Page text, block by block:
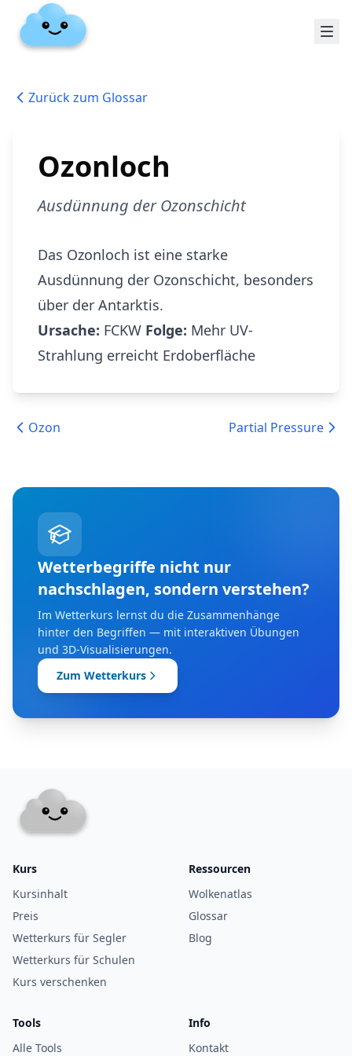
Zurück zum Glossar
Ozonloch
Ausdünnung der Ozonschicht
Das Ozonloch ist eine starke
Ausdünnung der Ozonschicht, besonders
über der Antarktis.
Ursache: FCKW Folge: Mehr UV-
Strahlung erreicht Erdoberfläche
Ozon Partial Pressure
Wetterbegriffe nicht nur
nachschlagen, sondern verstehen?
Im Wetterkurs lernst du die Zusammenhänge
hinter den Begriffen — mit interaktiven Übungen
und 3D-Visualisierungen.
Zum Wetterkurs
Kurs
Kursinhalt
Preis
Wetterkurs für Segler
Wetterkurs für Schulen
Kurs verschenken
Ressourcen
Wolkenatlas
Glossar
Blog
Tools
Alle Tools
Info
Kontakt